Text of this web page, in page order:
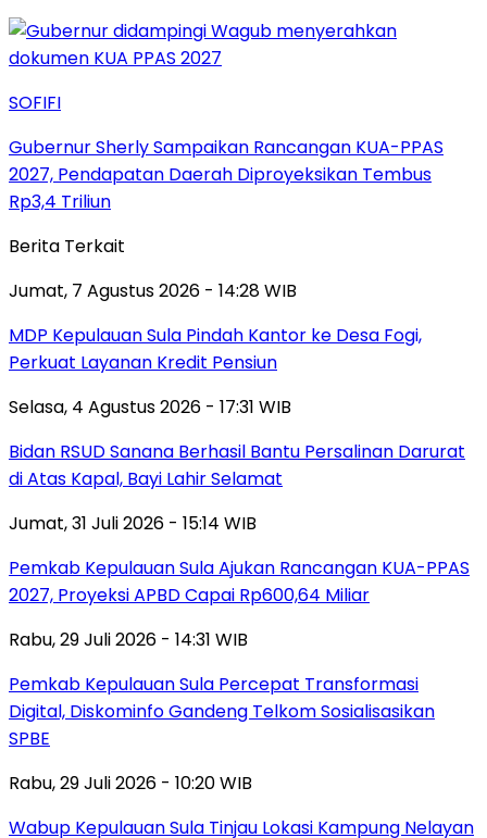
SOFIFI
Gubernur Sherly Sampaikan Rancangan KUA-PPAS
2027, Pendapatan Daerah Diproyeksikan Tembus
Rp3,4 Triliun
Berita Terkait
Jumat, 7 Agustus 2026 - 14:28 WIB
MDP Kepulauan Sula Pindah Kantor ke Desa Fogi,
Perkuat Layanan Kredit Pensiun
Selasa, 4 Agustus 2026 - 17:31 WIB
Bidan RSUD Sanana Berhasil Bantu Persalinan Darurat
di Atas Kapal, Bayi Lahir Selamat
Jumat, 31 Juli 2026 - 15:14 WIB
Pemkab Kepulauan Sula Ajukan Rancangan KUA-PPAS
2027, Proyeksi APBD Capai Rp600,64 Miliar
Rabu, 29 Juli 2026 - 14:31 WIB
Pemkab Kepulauan Sula Percepat Transformasi
Digital, Diskominfo Gandeng Telkom Sosialisasikan
SPBE
Rabu, 29 Juli 2026 - 10:20 WIB
Wabup Kepulauan Sula Tinjau Lokasi Kampung Nelayan